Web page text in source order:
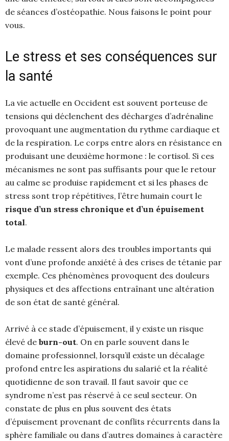
de séances d’ostéopathie. Nous faisons le point pour
vous.
Le stress et ses conséquences sur
la santé
La vie actuelle en Occident est souvent porteuse de
tensions qui déclenchent des décharges d’adrénaline
provoquant une augmentation du rythme cardiaque et
de la respiration. Le corps entre alors en résistance en
produisant une deuxième hormone : le cortisol. Si ces
mécanismes ne sont pas suffisants pour que le retour
au calme se produise rapidement et si les phases de
stress sont trop répétitives, l’être humain court le
risque d’un stress chronique et d’un épuisement
total.
Le malade ressent alors des troubles importants qui
vont d’une profonde anxiété à des crises de tétanie par
exemple. Ces phénomènes provoquent des douleurs
physiques et des affections entraînant une altération
de son état de santé général.
Arrivé à ce stade d’épuisement, il y existe un risque
élevé de burn-out. On en parle souvent dans le
domaine professionnel, lorsqu’il existe un décalage
profond entre les aspirations du salarié et la réalité
quotidienne de son travail. Il faut savoir que ce
syndrome n’est pas réservé à ce seul secteur. On
constate de plus en plus souvent des états
d’épuisement provenant de conflits récurrents dans la
sphère familiale ou dans d’autres domaines à caractère